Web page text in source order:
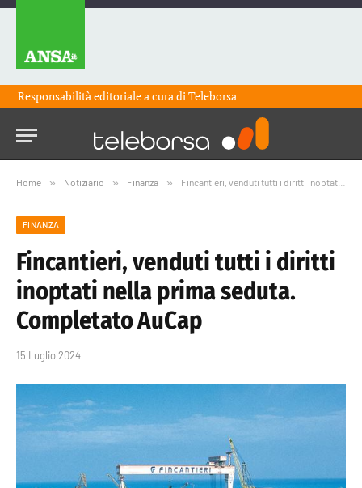
Responsabilità editoriale a cura diTeleborsa
Home » Notiziario » Finanza » Fincantieri, venduti tutti i diritti inoptati nella prima seduta. Completato AuCap
FINANZA
Fincantieri, venduti tutti i diritti
inoptati nella prima seduta.
Completato AuCap
15 Luglio 2024